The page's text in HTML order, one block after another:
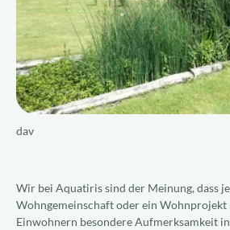
Über uns
Werden Sie Vertriebspartner
DE
dav
Wir bei Aquatiris sind der Meinung, dass
Wohngemeinschaft oder ein Wohnprojekt
Einwohnern besondere Aufmerksamkeit in